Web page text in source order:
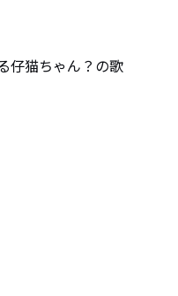
仔猫ちゃん？の歌